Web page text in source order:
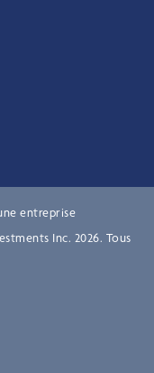
entreprise
Inc. 2026. Tous